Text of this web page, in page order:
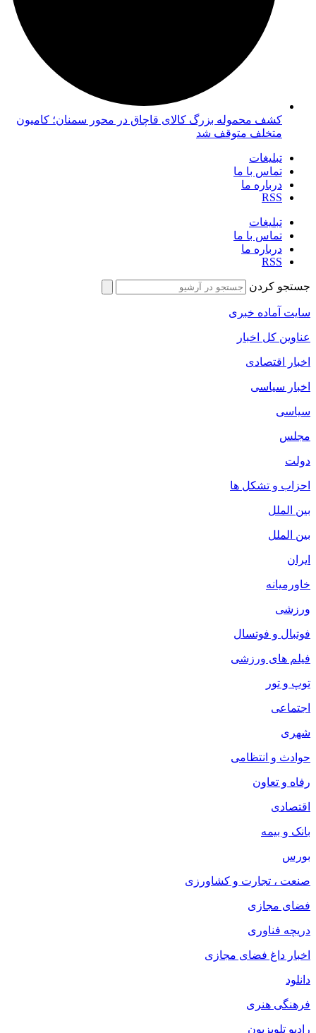
کشف محموله بزرگ کالای قاچاق در محور سمنان؛ کامیون
متخلف متوقف شد
تبلیغات
تماس با ما
درباره ما
RSS
تبلیغات
تماس با ما
درباره ما
RSS
جستجو کردن
سایت آماده خبری
عناوین کل اخبار
اخبار اقتصادی
اخبار سیاسی
سیاسی
مجلس
دولت
احزاب و تشکل ها
بین الملل
بین الملل
ایران
خاورمیانه
ورزشی
فوتبال و فوتسال
فیلم های ورزشی
توپ و تور
اجتماعی
شهری
حوادث و انتظامی
رفاه و تعاون
اقتصادی
بانک و بیمه
بورس
صنعت ، تجارت و کشاورزی
فضای مجازی
دریچه فناوری
اخبار داغ فضای مجازی
دانلود
فرهنگی هنری
رادیو تلویزیون